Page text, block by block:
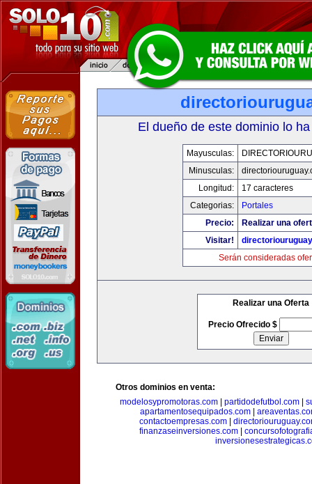
El dueño de este dominio lo
Mayusculas:
Minusculas:
Longitud:
17 caracteres
Categorias:
Portales
Precio:
Realizar una
Visitar!
Serán consideradas
Realizar una Oferta
Precio Ofrecido $
Otros dominios en venta:
modelosypromotoras.com| partidodefutbol.com|
apartamentosequipados.com|
contactoempresas.com
finanzaseinversiones.com